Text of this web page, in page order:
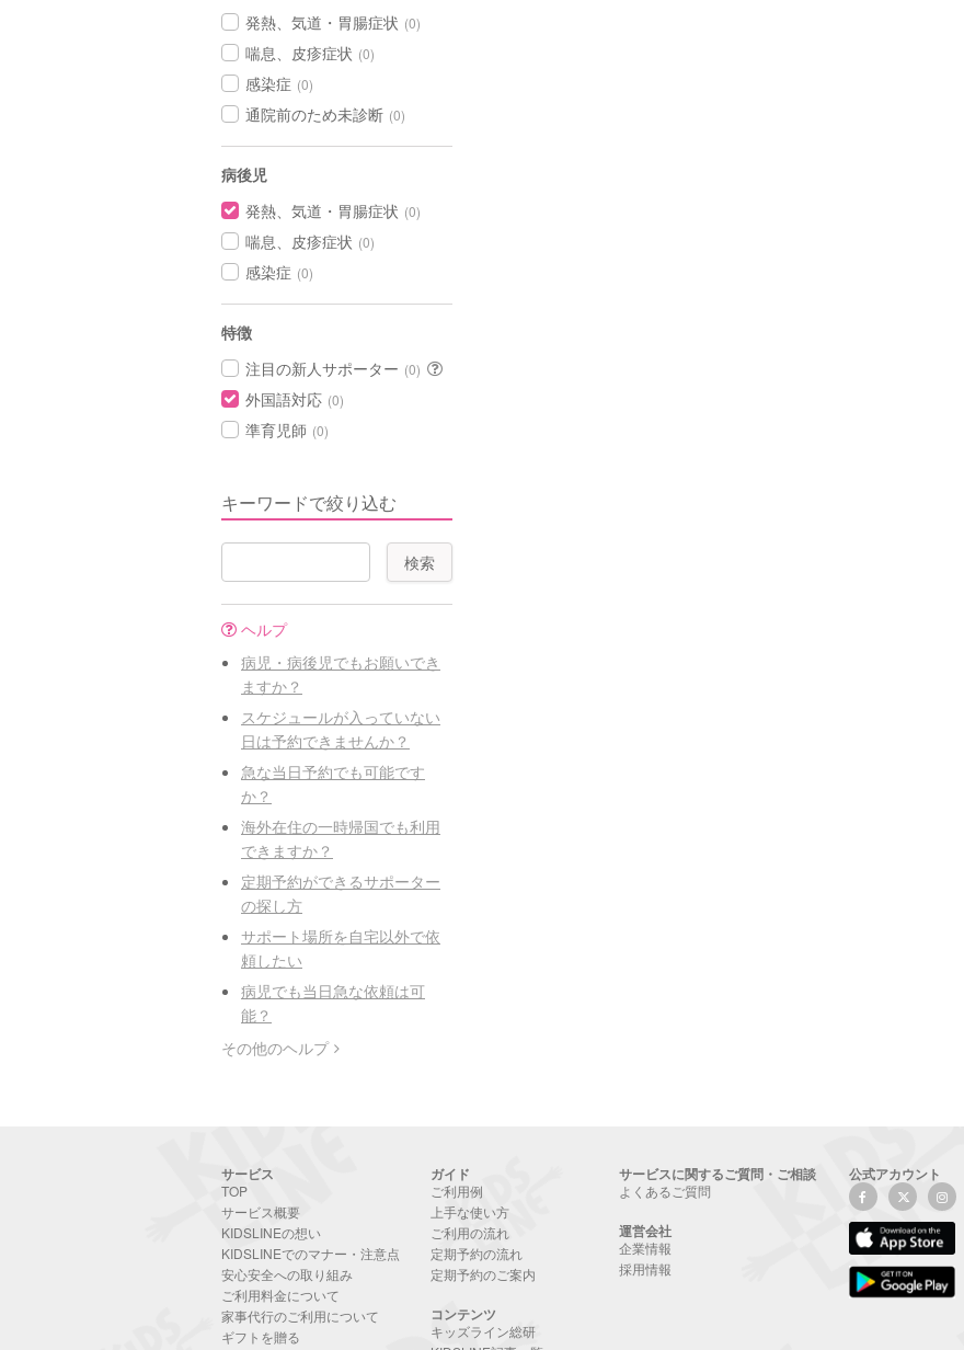
発熱、気道・胃腸症状 (0)
喘息、皮疹症状 (0)
感染症 (0)
通院前のため未診断 (0)
病後児
発熱、気道・胃腸症状 (0)
喘息、皮疹症状 (0)
感染症 (0)
特徴
注目の新人サポーター (0)
外国語対応 (0)
準育児師 (0)
キーワードで絞り込む
ヘルプ
病児・病後児でもお願いでき
ますか？
スケジュールが入っていない
日は予約できませんか？
急な当日予約でも可能です
か？
海外在住の一時帰国でも利用
できますか？
定期予約ができるサポーター
の探し方
サポート場所を自宅以外で依
頼したい
病児でも当日急な依頼は可
能？
その他のヘルプ
サービス
TOP
サービス概要
KIDSLINEの想い
KIDSLINEでのマナー・注意点
安心安全への取り組み
ご利用料金について
家事代行のご利用について
ギフトを贈る
ガイド
ご利用例
上手な使い方
ご利用の流れ
定期予約の流れ
定期予約のご案内
コンテンツ
キッズライン総研
サービスに関するご質問・ご相談
よくあるご質問
運営会社
企業情報
採用情報
公式アカウント